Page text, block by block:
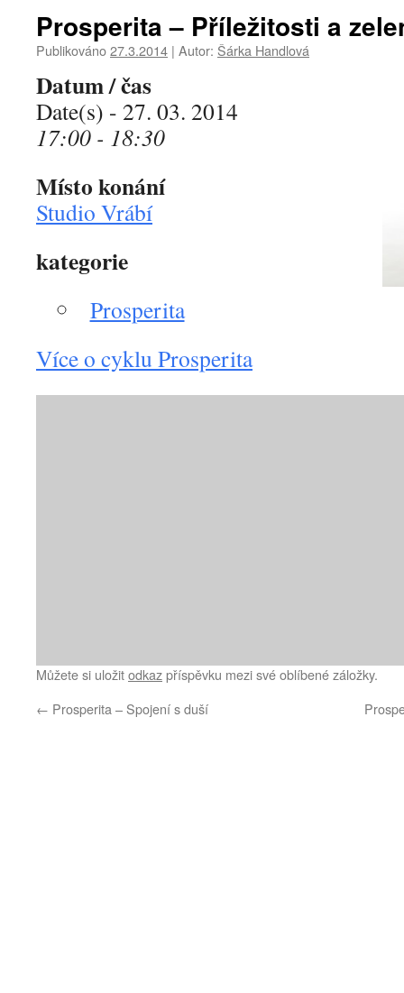
Prosperita – Příležitosti a
Publikováno27.3.2014 | Autor: Šárka Handlová
Datum / čas
Date(s) - 27. 03. 2014
17:00 - 18:30
Místo konání
Studio Vrábí
kategorie
Prosperita
Více o cyklu Prosperita
Můžete si uložitodkazpříspěvku mezi své oblíbené záložky.
← Prosperita – Spojení s duší